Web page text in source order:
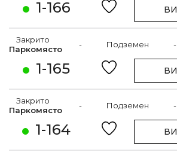
1-166
1-165
Закрито
Паркомясто
- Подземен -
1-164
Закрито
Паркомясто
- Подземен -